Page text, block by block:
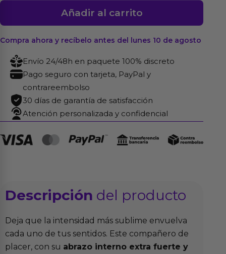
Masturbador
Cup
Extra
Strong
cantidad
Añadir al carrito
Compra ahora y recíbelo antes del lunes 10 de agosto
Envío 24/48h en paquete 100% discreto
Pago seguro con tarjeta, PayPal y
contrareembolso
30 días de garantía de satisfacción
Atención personalizada y confidencial
Descripción del producto
Deja que la intensidad más sublime envuelva
cada uno de tus sentidos. Este compañero de
placer, con su abrazo interno extra fuerte y